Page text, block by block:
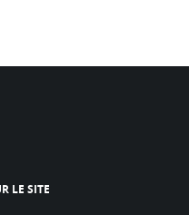
LE SITE